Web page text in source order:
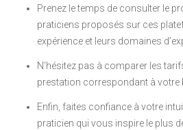
Prenez le temps de consulter le
praticiens proposés sur ces
expérience et leurs domaines
N’hésitez pas à comparer les
prestation correspondant à votre
Enfin, faites confiance à votre
praticien qui vous inspire le plus